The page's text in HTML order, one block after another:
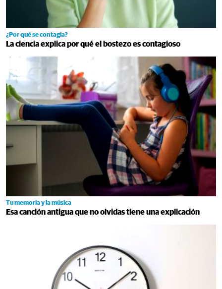
¿Por qué se contagia?
La ciencia explica por qué el bostezo es contagioso
Tu memoria y la música
Esa canción antigua que no olvidas tiene una explicación